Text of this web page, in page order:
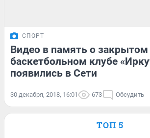
СПОРТ
Видео в память о закрытом
баскетбольном клубе
появились в Сети
30 декабря, 2018, 16:01 673 Обсудить
ТОП 5